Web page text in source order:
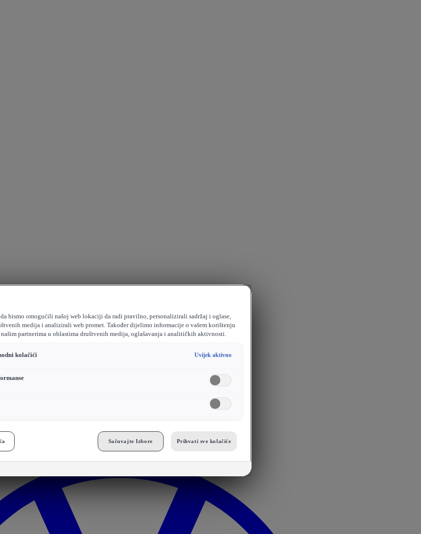
bismo omogućili našoj web lokaciji da radi pravilno, personalizirali sadržaj i oglase,
medija i analizirali web promet. Također dijelimo informacije o vašem korištenju
našim partnerima u oblastima društvenih medija, oglašavanja i analitičkih aktivnosti.
kolačići Uvijek aktivno
Sačuvajte Izbore Prihvati sve kolačiće